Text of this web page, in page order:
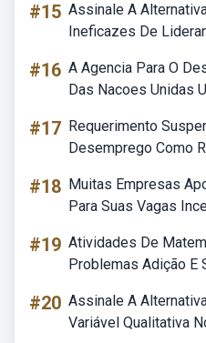
#15 Assinale A
Ineficazes De
#16 A Agencia Para O
Das Nacoes Unidas
#17 Requerimento
Desemprego Como
#18 Muitas Empresas
Para Suas Vagas
#19 Atividades De
Problemas Adição E
#20 Assinale A
Variável Qualitativa